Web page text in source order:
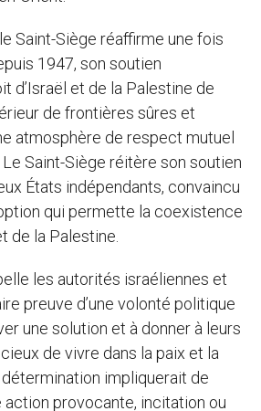
Saint-Siège réaffirme une fois
1947, son soutien
d’Israël et de la Palestine de
de frontières sûres et
atmosphère de respect mutuel
Saint-Siège réitère son soutien
États indépendants, convaincu
qui permette la coexistence
de la Palestine.
les autorités israéliennes et
preuve d’une volonté politique
une solution et à donner à leurs
de vivre dans la paix et la
impliquerait de
action provocante, incitation ou